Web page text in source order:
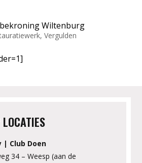
Wiltenburg
, Vergulden
Club Doen
34 – Weesp (aan de